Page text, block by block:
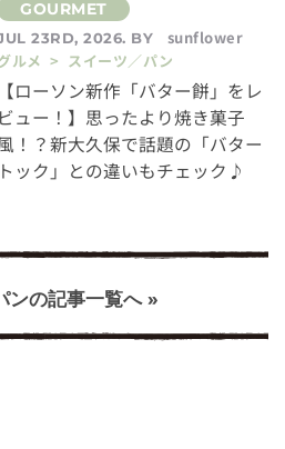
23RD, 2026. BY
sunflower
ルメ > スイーツ／パン
【ローソン新作「バター餅」をレ
ビュー！】思ったより焼き菓子
！？新大久保で話題の「バター
トック」との違いもチェック♪
ンの記事一覧へ »